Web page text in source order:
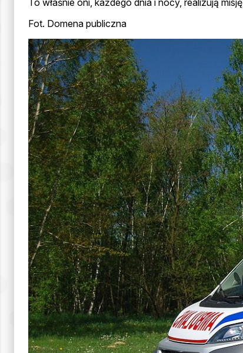
To właśnie oni, każdego dnia i nocy, realizują
Fot. Domena publiczna